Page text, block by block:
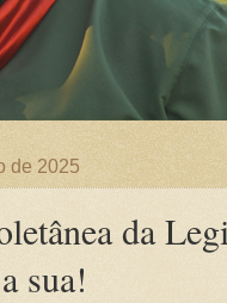
de 2025
da
sua!